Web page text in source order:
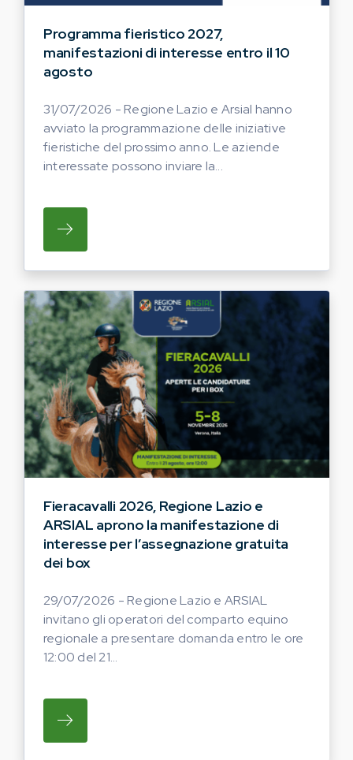
Programma fieristico 2027,
manifestazioni di interesse entro il 10
agosto
31/07/2026 - Regione Lazio e Arsial hanno
avviato la programmazione delle iniziative
fieristiche del prossimo anno. Le aziende
interessate possono inviare la...
SU REGIONE LAZIO E ARSIAL HANNO
Fieracavalli 2026, Regione Lazio e
ARSIAL aprono la manifestazione di
interesse per l’assegnazione gratuita
dei box
29/07/2026 - Regione Lazio e ARSIAL
invitano gli operatori del comparto equino
regionale a presentare domanda entro le ore
12:00 del 21...
SU REGIONE LAZIO E ARSIAL INVITANO